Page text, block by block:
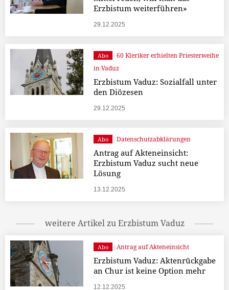
Erzbistum weiterführen»
29.12.2025
Abo
60 Kleriker erhielten Priesterweihe
in Vaduz
Erzbistum Vaduz: Sozialfall unter
den Diözesen
29.12.2025
Abo Datenschutzabklärungen
Antrag auf Akteneinsicht:
Erzbistum Vaduz sucht neue
Lösung
13.12.2025
weitere Artikel zu Erzbistum Vaduz
Abo Antrag auf Akteneinsicht
Erzbistum Vaduz: Aktenrückgabe
an Chur ist keine Option mehr
12.12.2025